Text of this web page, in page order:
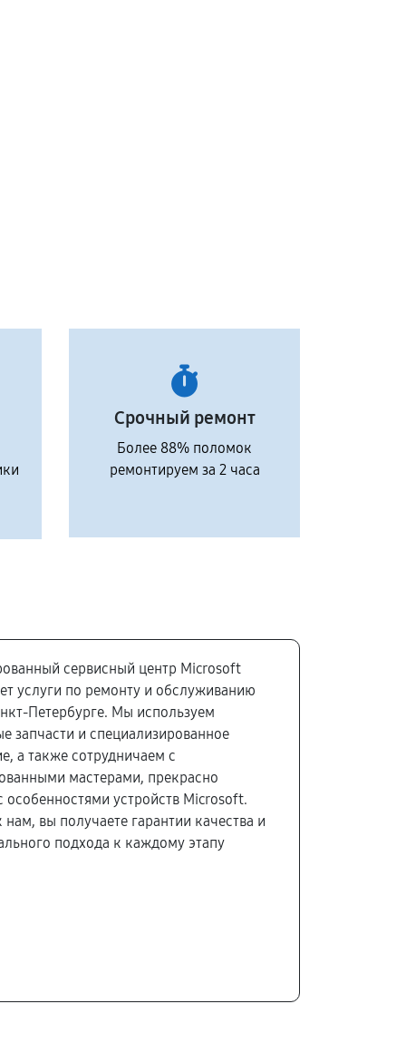
Срочный ремонт
Более 88% поломок
ремонтируем за 2 часа
сервисный центр Microsoft
услуги по ремонту и обслуживанию
Петербурге. Мы используем
запчасти и специализированное
а также сотрудничаем с
мастерами, прекрасно
устройств Microsoft.
вы получаете гарантии качества и
подхода к каждому этапу